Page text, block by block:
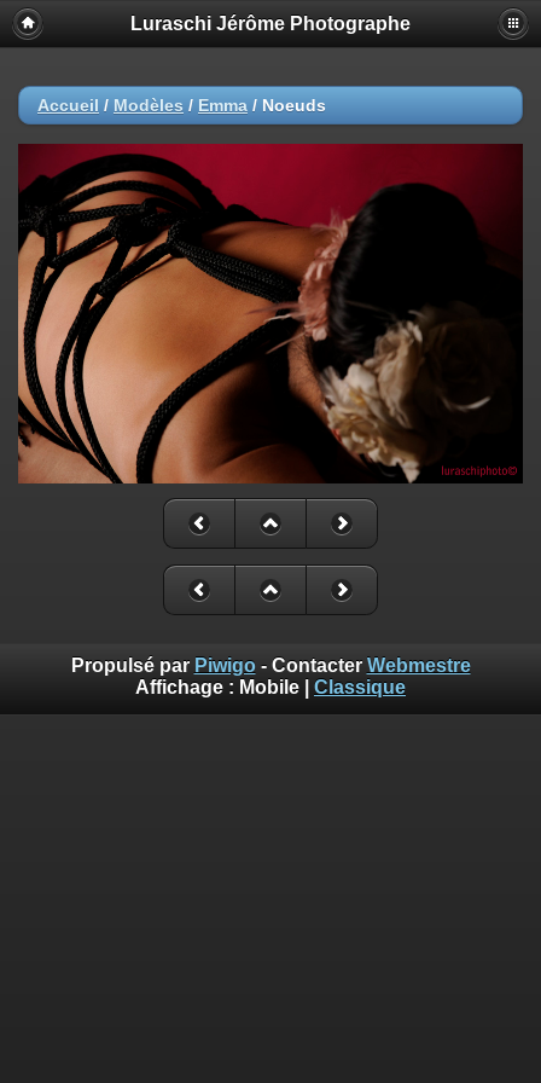
Luraschi Jérôme Photographe
Accueil / Modèles / Emma / Noeuds
Propulsé par Piwigo- Contacter Webmestre
Affichage : Mobile Classique